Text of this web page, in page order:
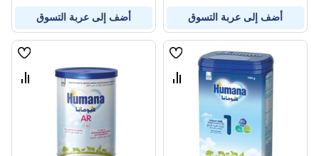
أضف إلى عربة التسوق أضف إلى عربة التسوق
قائمة
قارن
قائمة
قارن